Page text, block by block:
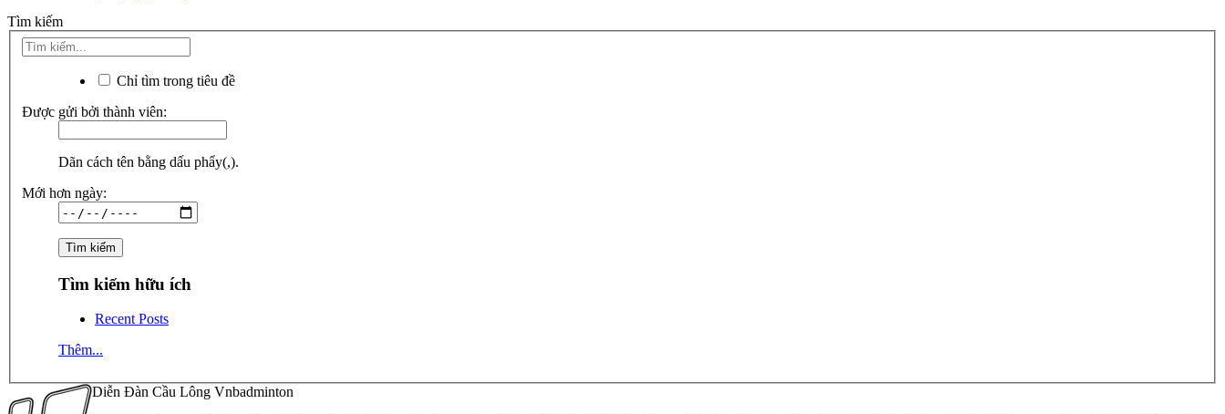
Tìm kiếm
Chỉ tìm trong tiêu đề
Được gửi bởi thành viên:
Dãn cách tên bằng dấu phẩy(,).
Mới hơn ngày:
Tìm kiếm hữu ích
Recent Posts
Thêm...
Diễn Đàn Cầu Lông Vnbadminton